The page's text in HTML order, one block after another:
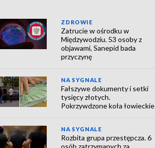
ZDROWIE
Zatrucie w ośrodku w
Międzywodziu. 53 osoby z
objawami, Sanepid bada
przyczynę
NA SYGNALE
Fałszywe dokumenty i setki
tysięcy złotych.
Pokrzywdzone koła łowieckie
NA SYGNALE
Rozbita grupa przestępcza. 6
osób zatrzymanych za